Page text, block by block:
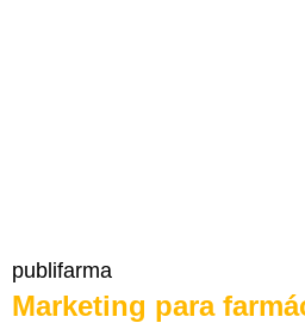
publifarma
Marketing para